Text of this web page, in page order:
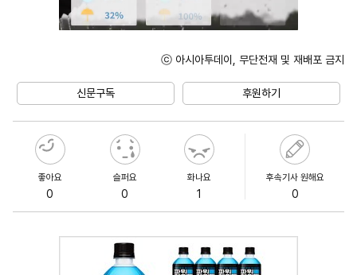
ⓒ 아시아투데이, 무단전재 및 재배포 금지
신문구독 후원하기
좋아요
0
슬퍼요
0
화나요
1
후속기사 원해요
0